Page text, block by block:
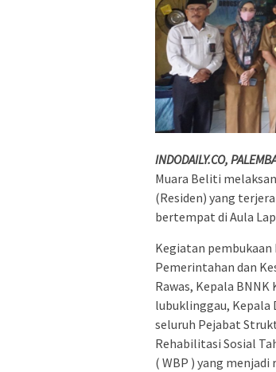
INDODAILY.CO,
Muara Beliti
(Residen) yang
bertempat di Aula
Kegiatan pembukaan
Pemerintahan dan
Rawas, Kepala
lubuklinggau, Kepala
seluruh Pejabat
Rehabilitasi Sosial
( WBP ) yang